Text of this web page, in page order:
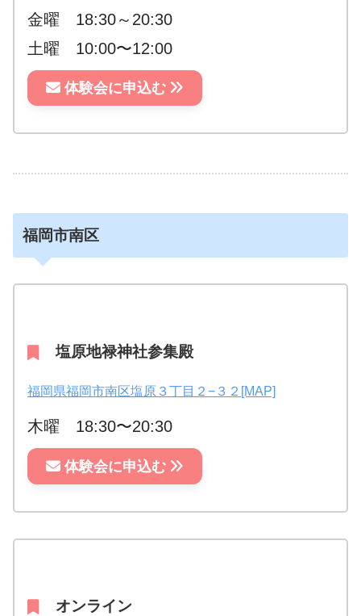
金曜 18:30～20:30
土曜 10:00〜12:00
体験会に申込む
福岡市南区
塩原地禄神社参集殿
福岡県福岡市南区塩原３丁目２−３２[MAP]
木曜 18:30〜20:30
体験会に申込む
オンライン